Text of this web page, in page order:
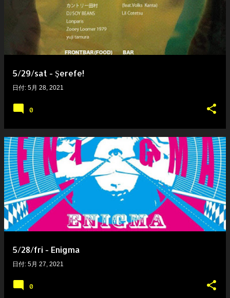
5/29/sat - Şerefe!
日付: 5月 28, 2021
0
5/28/fri - Enigma
日付: 5月 27, 2021
0